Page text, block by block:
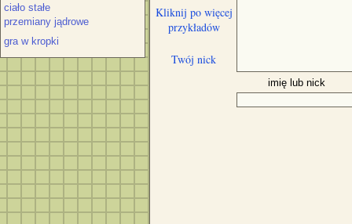
ciało stałe
przemiany jądrowe
gra w kropki
imię lub nick
Kliknij po więcej
przykładów
Twój nick